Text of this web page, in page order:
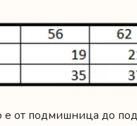
е от подмишница до